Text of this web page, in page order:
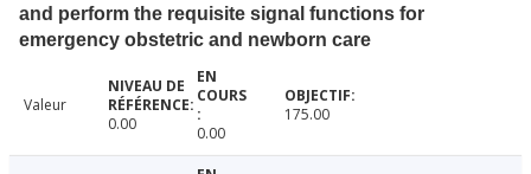
and perform the requisite signal functions for
emergency obstetric and newborn care
Valeur
0.00
0.00
175.00